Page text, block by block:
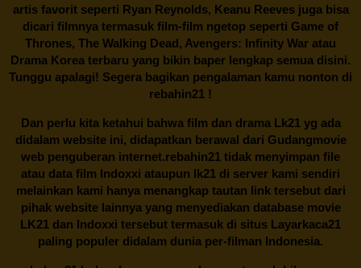
artis favorit seperti Ryan Reynolds, Keanu Reeves juga bisa
dicari filmnya termasuk film-film ngetop seperti Game of
Thrones, The Walking Dead, Avengers: Infinity War atau
Drama Korea terbaru yang bikin baper lengkap semua disini.
Tunggu apalagi! Segera bagikan pengalaman kamu nonton di
rebahin21 !
Dan perlu kita ketahui bahwa film dan dramaLk21yg ada
didalam website ini, didapatkan berawal dari Gudangmovie
web penguberan internet.rebahin21 tidak menyimpan file
atau data film Indoxxi ataupun lk21 di server kami sendiri
melainkan kami hanya menangkap tautan link tersebut dari
pihak website lainnya yang menyediakan database movie
LK21 dan Indoxxi tersebut termasuk di situs Layarkaca21
paling populer didalam dunia per-filman Indonesia.